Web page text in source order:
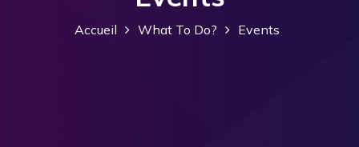
Accueil What To Do? Events